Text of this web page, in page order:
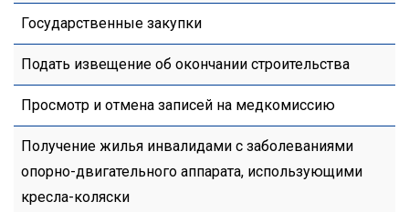
Государственные закупки
Подать извещение об окончании строительства
Просмотр и отмена записей на медкомиссию
Получение жилья инвалидами с заболеваниями
опорно-двигательного аппарата, использующими
кресла-коляски